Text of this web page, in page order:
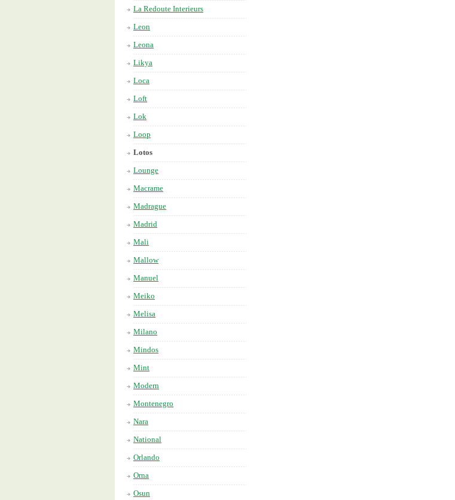
La Redoute Interieurs
Leon
Leona
Likya
Loca
Loft
Lok
Loop
Lotos
Lounge
Macrame
Madrague
Madrid
Mali
Mallow
Manuel
Meiko
Melisa
Milano
Mindos
Mint
Modern
Montenegro
Nara
National
Orlando
Orna
Osun